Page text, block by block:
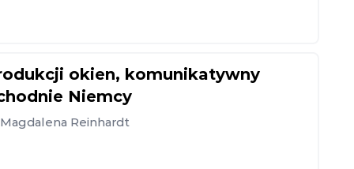
okien, komunikatywny
Niemcy
Reinhardt